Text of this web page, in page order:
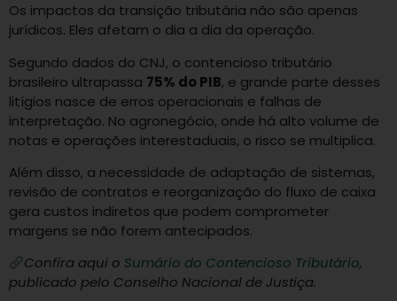
Os impactos da transição tributária não são apenas
jurídicos. Eles afetam o dia a dia da operação.
Segundo dados do CNJ, o contencioso tributário
brasileiro ultrapassa 75% do PIB, e grande parte desses
litígios nasce de erros operacionais e falhas de
interpretação. No agronegócio, onde há alto volume de
notas e operações interestaduais, o risco se multiplica.
Além disso, a necessidade de adaptação de sistemas,
revisão de contratos e reorganização do fluxo de caixa
gera custos indiretos que podem comprometer
margens se não forem antecipados.
Confira aqui o Sumário do Contencioso Tributário,
publicado pelo Conselho Nacional de Justiça.